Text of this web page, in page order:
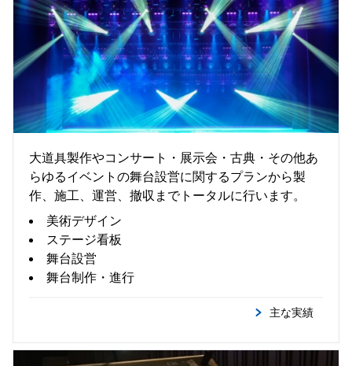
大道具製作やコンサート・展示会・古典・その他あ
らゆるイベントの舞台設営に関するプランから製
作、施工、運営、撤収までトータルに行います。
美術デザイン
ステージ看板
舞台設営
舞台制作・進行
主な実績